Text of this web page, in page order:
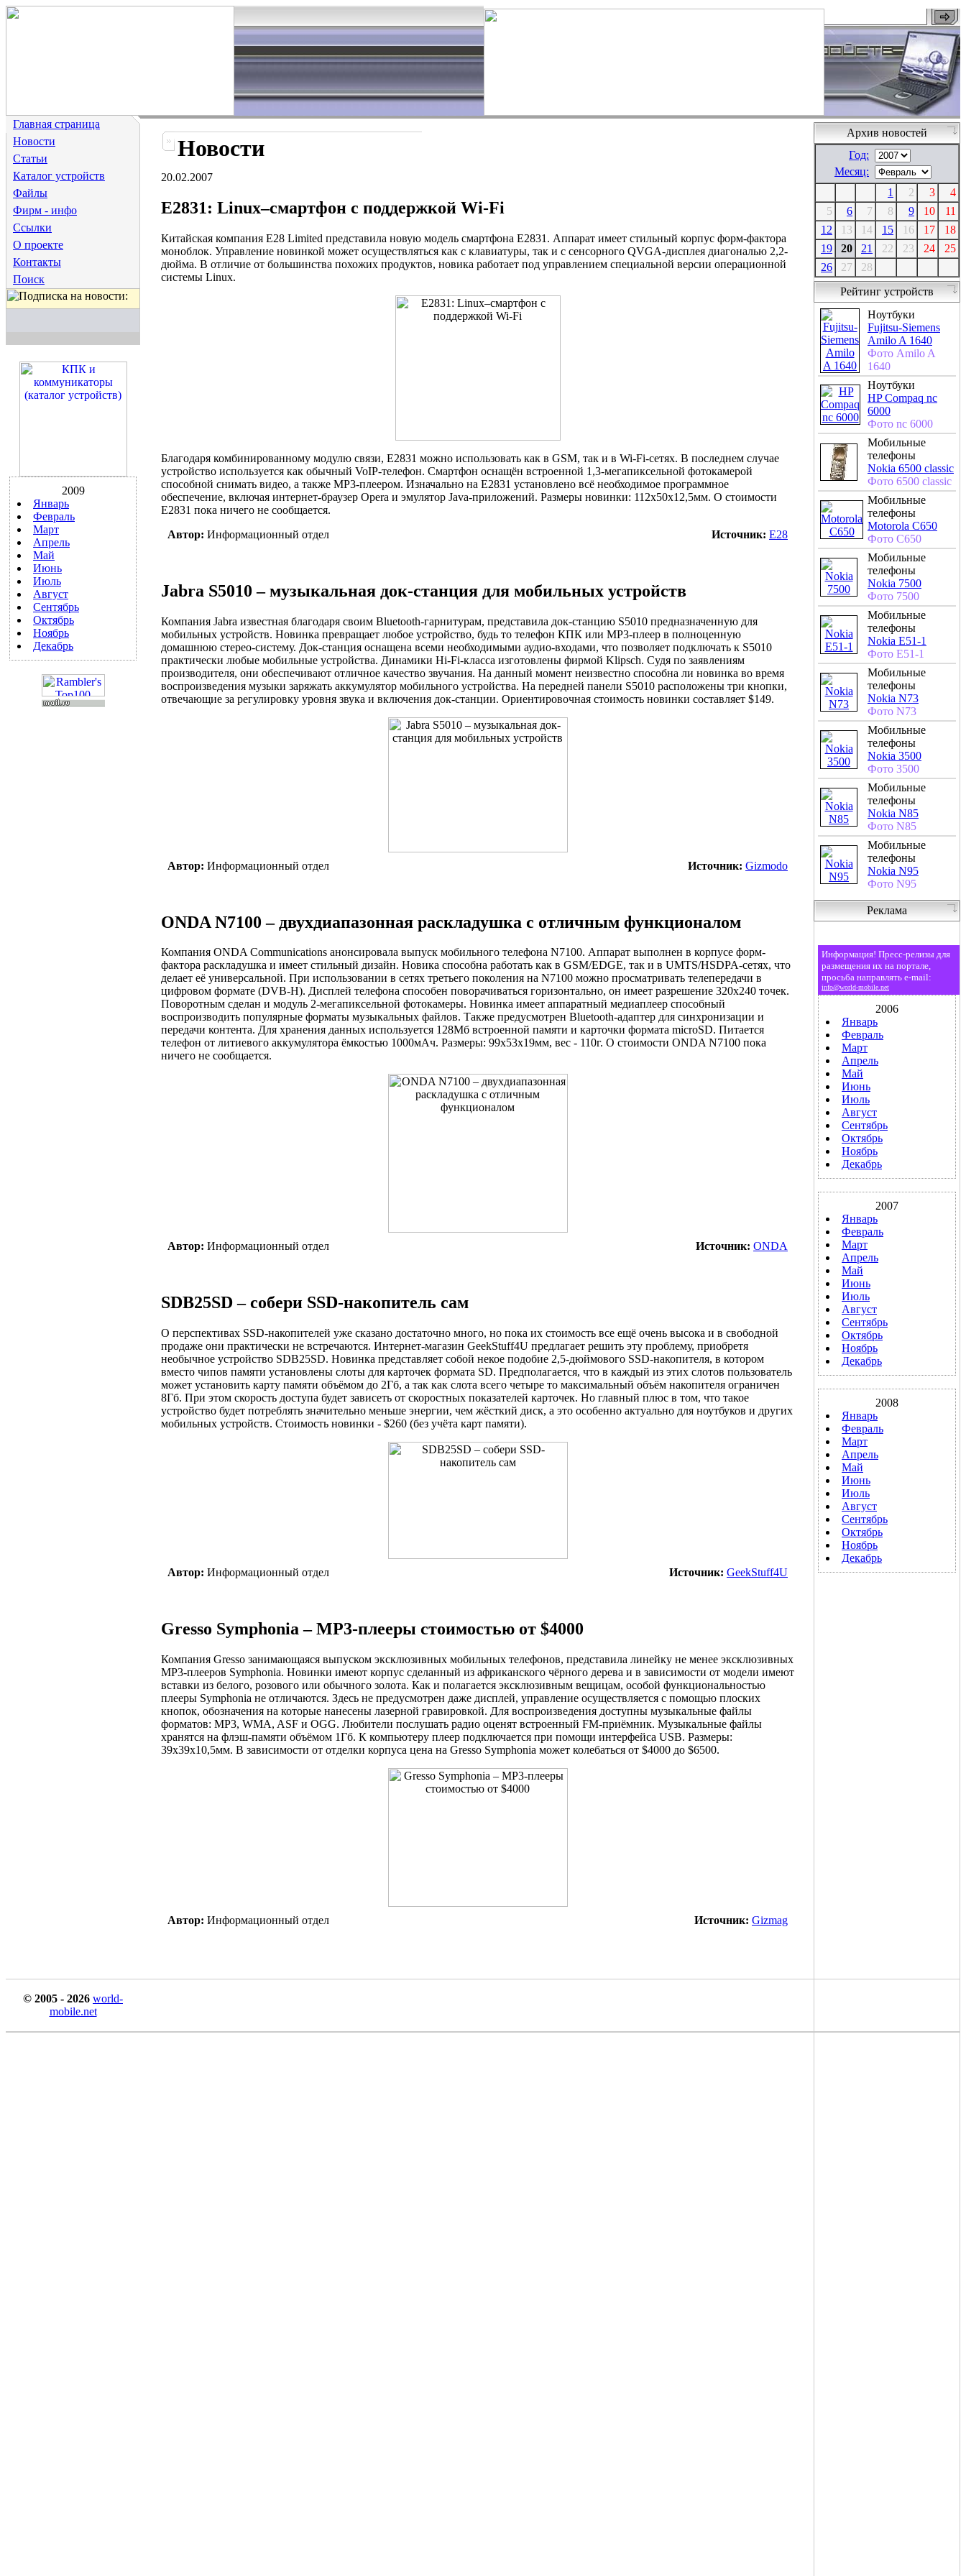
Главная страница
Новости
Статьи
Каталог устройств
Файлы
Фирм - инфо
Ссылки
О проекте
Контакты
Поиск
2009
Январь
Февраль
Март
Апрель
Май
Июнь
Июль
Август
Сентябрь
Октябрь
Ноябрь
Декабрь
Новости
20.02.2007
E2831: Linux–смартфон с поддержкой Wi-Fi
Китайская компания E28 Limited представила новую модель смартфона E2831. Аппарат имеет стильный корпус форм-фактора
моноблок. Управление новинкой может осуществляться как с клавиатуры, так и с сенсорного QVGA-дисплея диагональю 2,2-
дюйма. В отличие от большинства похожих продуктов, новика работает под управлением специальной версии операционной
системы Linux.
Благодаря комбинированному модулю связи, E2831 можно использовать как в GSM, так и в Wi-Fi-сетях. В последнем случае
устройство используется как обычный VoIP-телефон. Смартфон оснащён встроенной 1,3-мегапиксельной фотокамерой
способной снимать видео, а также MP3-плеером. Изначально на E2831 установлено всё необходимое программное
обеспечение, включая интернет-браузер Opera и эмулятор Java-приложений. Размеры новинки: 112x50x12,5мм. О стоимости
E2831 пока ничего не сообщается.
Автор: Информационный отдел Источник: E28
Jabra S5010 – музыкальная док-станция для мобильных устройств
Компания Jabra известная благодаря своим Bluetooth-гарнитурам, представила док-станцию S5010 предназначенную для
мобильных устройств. Новинка превращает любое устройство, будь то телефон КПК или MP3-плеер в полноценную
домашнюю стерео-систему. Док-станция оснащена всеми необходимыми аудио-входами, что позволяет подключать к S5010
практически любые мобильные устройства. Динамики Hi-Fi-класса изготовлены фирмой Klipsch. Судя по заявлениям
производителя, они обеспечивают отличное качество звучания. На данный момент неизвестно способна ли новинка во время
воспроизведения музыки заряжать аккумулятор мобильного устройства. На передней панели S5010 расположены три кнопки,
отвечающие за регулировку уровня звука и включения док-станции. Ориентировочная стоимость новинки составляет $149.
Автор: Информационный отдел Источник: Gizmodo
ONDA N7100 – двухдиапазонная раскладушка с отличным функционалом
Компания ONDA Communications анонсировала выпуск мобильного телефона N7100. Аппарат выполнен в корпусе форм-
фактора раскладушка и имеет стильный дизайн. Новика способна работать как в GSM/EDGE, так и в UMTS/HSDPA-сетях, что
делает её универсальной. При использовании в сетях третьего поколения на N7100 можно просматривать телепередачи в
цифровом формате (DVB-H). Дисплей телефона способен поворачиваться горизонтально, он имеет разрешение 320х240 точек.
Поворотным сделан и модуль 2-мегапиксельной фотокамеры. Новинка имеет аппаратный медиаплеер способный
воспроизводить популярные форматы музыкальных файлов. Также предусмотрен Bluetooth-адаптер для синхронизации и
передачи контента. Для хранения данных используется 128Мб встроенной памяти и карточки формата microSD. Питается
телефон от литиевого аккумулятора ёмкостью 1000мАч. Размеры: 99х53х19мм, вес - 110г. О стоимости ONDA N7100 пока
ничего не сообщается.
Автор: Информационный отдел Источник: ONDA
SDB25SD – собери SSD-накопитель сам
О перспективах SSD-накопителей уже сказано достаточно много, но пока их стоимость все ещё очень высока и в свободной
продаже они практически не встречаются. Интернет-магазин GeekStuff4U предлагает решить эту проблему, приобретя
необычное устройство SDB25SD. Новинка представляет собой некое подобие 2,5-дюймового SSD-накопителя, в котором
вместо чипов памяти установлены слоты для карточек формата SD. Предполагается, что в каждый из этих слотов пользователь
может установить карту памяти объёмом до 2Гб, а так как слота всего четыре то максимальный объём накопителя ограничен
8Гб. При этом скорость доступа будет зависеть от скоростных показателей карточек. Но главный плюс в том, что такое
устройство будет потреблять значительно меньше энергии, чем жёсткий диск, а это особенно актуально для ноутбуков и других
мобильных устройств. Стоимость новинки - $260 (без учёта карт памяти).
Автор: Информационный отдел Источник: GeekStuff4U
Gresso Symphonia – MP3-плееры стоимостью от $4000
Компания Gresso занимающаяся выпуском эксклюзивных мобильных телефонов, представила линейку не менее эксклюзивных
MP3-плееров Symphonia. Новинки имеют корпус сделанный из африканского чёрного дерева и в зависимости от модели имеют
вставки из белого, розового или обычного золота. Как и полагается эксклюзивным вещицам, особой функциональностью
плееры Symphonia не отличаются. Здесь не предусмотрен даже дисплей, управление осуществляется с помощью плоских
кнопок, обозначения на которые нанесены лазерной гравировкой. Для воспроизведения доступны музыкальные файлы
форматов: MP3, WMA, ASF и OGG. Любители послушать радио оценят встроенный FM-приёмник. Музыкальные файлы
хранятся на флэш-памяти объёмом 1Гб. К компьютеру плeер подключается при помощи интерфейса USB. Размеры:
39х39х10,5мм. В зависимости от отделки корпуса цена на Gresso Symphonia может колебаться от $4000 до $6500.
Автор: Информационный отдел Источник: Gizmag
Архив новостей
Год:
Месяц:
1
2 3
4
5
6 7 8 9 10
11
12
13 14 15 16 17
18
19
20 21 22 23 24
25
26
27
28
Рейтинг устройств
Ноутбуки
Fujitsu-Siemens
Amilo A 1640
Фото Amilo A
1640
Ноутбуки
HP Compaq nc
6000
Фото nc 6000
Мобильные
телефоны
Nokia 6500 classic
Фото 6500 classic
Мобильные
телефоны
Motorola C650
Фото C650
Мобильные
телефоны
Nokia 7500
Фото 7500
Мобильные
телефоны
Nokia E51-1
Фото E51-1
Мобильные
телефоны
Nokia N73
Фото N73
Мобильные
телефоны
Nokia 3500
Фото 3500
Мобильные
телефоны
Nokia N85
Фото N85
Мобильные
телефоны
Nokia N95
Фото N95
Реклама
Информация! Пресс-релизы для
размещения их на портале,
просьба направлять e-mail:
info@world-mobile.net
2006
Январь
Февраль
Март
Апрель
Май
Июнь
Июль
Август
Сентябрь
Октябрь
Ноябрь
Декабрь
2007
Январь
Февраль
Март
Апрель
Май
Июнь
Июль
Август
Сентябрь
Октябрь
Ноябрь
Декабрь
2008
Январь
Февраль
Март
Апрель
Май
Июнь
Июль
Август
Сентябрь
Октябрь
Ноябрь
Декабрь
© 2005 - 2026 world-
mobile.net